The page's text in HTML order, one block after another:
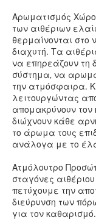
Αρωματισμός
των αιθέριων
θερμαίνονται
διαχυτή. Τα
να επηρεάζουν τη
σύστημα, να
την ατμόσφαιρα.
λειτουργώντας
απομακρύνουν
διώχνουν κάθε
το άρωμα τους
ανάλογα με το
Ατμόλουτρο
σταγόνες
πετύχουμε την
διεύρυνση των
για τον